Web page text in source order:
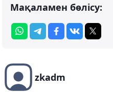
Мақаламен бөлісу:
zkadm